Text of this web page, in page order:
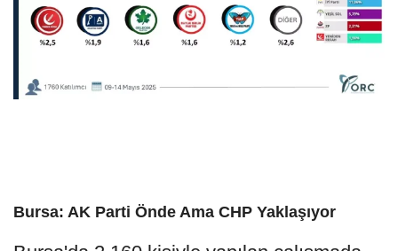
Bursa: AK Parti Önde Ama CHP Yaklaşıyor